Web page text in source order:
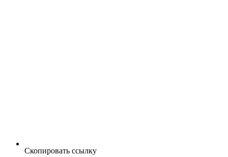
Скопировать ссылку